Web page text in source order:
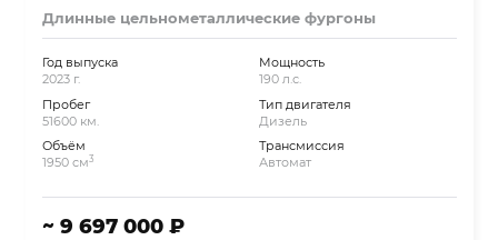
Длинные цельнометаллические фургоны
Год выпуска
2023 г.
Пробег
51600 км.
Объём
1950 см3
Мощность
190 л.с.
Тип двигателя
Дизель
Трансмиссия
Автомат
~ 9 697 000 ₽